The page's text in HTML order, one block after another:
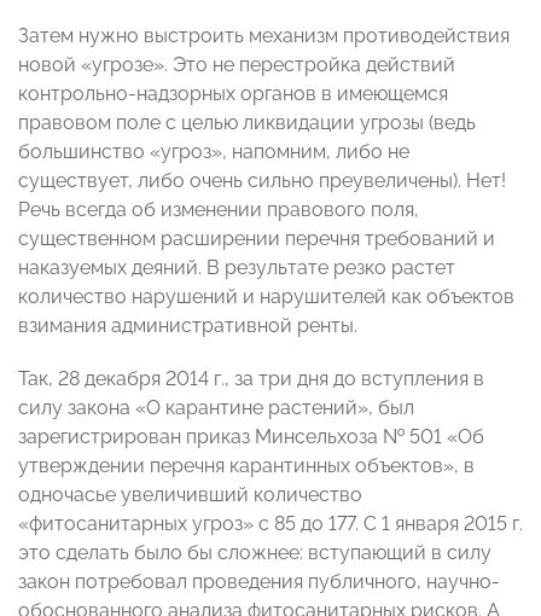
Затем нужно выстроить механизм противодействия
новой «угрозе». Это не перестройка действий
контрольно-надзорных органов в имеющемся
правовом поле с целью ликвидации угрозы (ведь
большинство «угроз», напомним, либо не
существует, либо очень сильно преувеличены). Нет!
Речь всегда об изменении правового поля,
существенном расширении перечня требований и
наказуемых деяний. В результате резко растет
количество нарушений и нарушителей как объектов
взимания административной ренты.
Так, 28 декабря 2014 г., за три дня до вступления в
силу закона «О карантине растений», был
зарегистрирован приказ Минсельхоза № 501 «Об
утверждении перечня карантинных объектов», в
одночасье увеличивший количество
«фитосанитарных угроз» с 85 до 177. С 1 января 2015 г.
это сделать было бы сложнее: вступающий в силу
закон потребовал проведения публичного, научно-
обоснованного анализа фитосанитарных рисков. А